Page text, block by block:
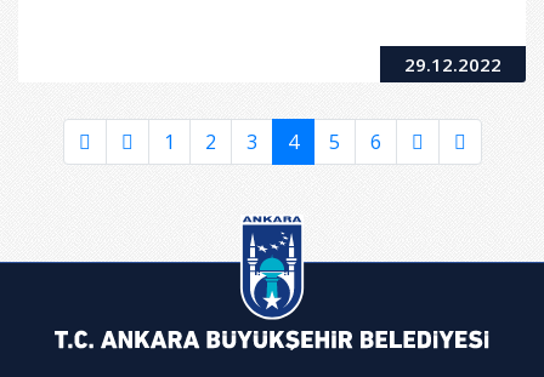
29.12.2022
1 2 3 4 5 6